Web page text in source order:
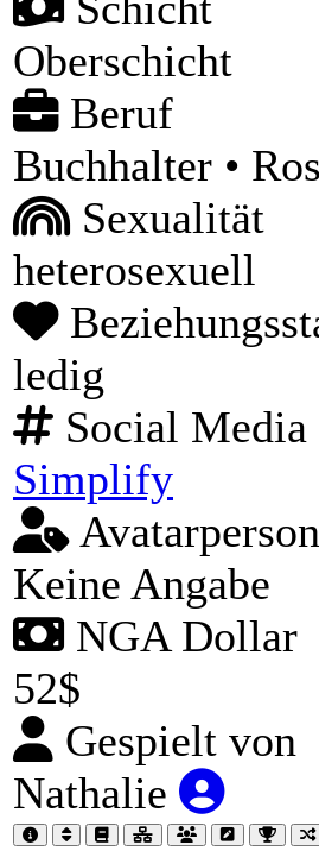
Oberschicht
Beruf
Buchhalter •
Sexualität
heterosexuell
ledig
Social Media
Simplify
Avatarperson
Keine Angabe
NGA Dollar
52$
Gespielt von
Nathalie